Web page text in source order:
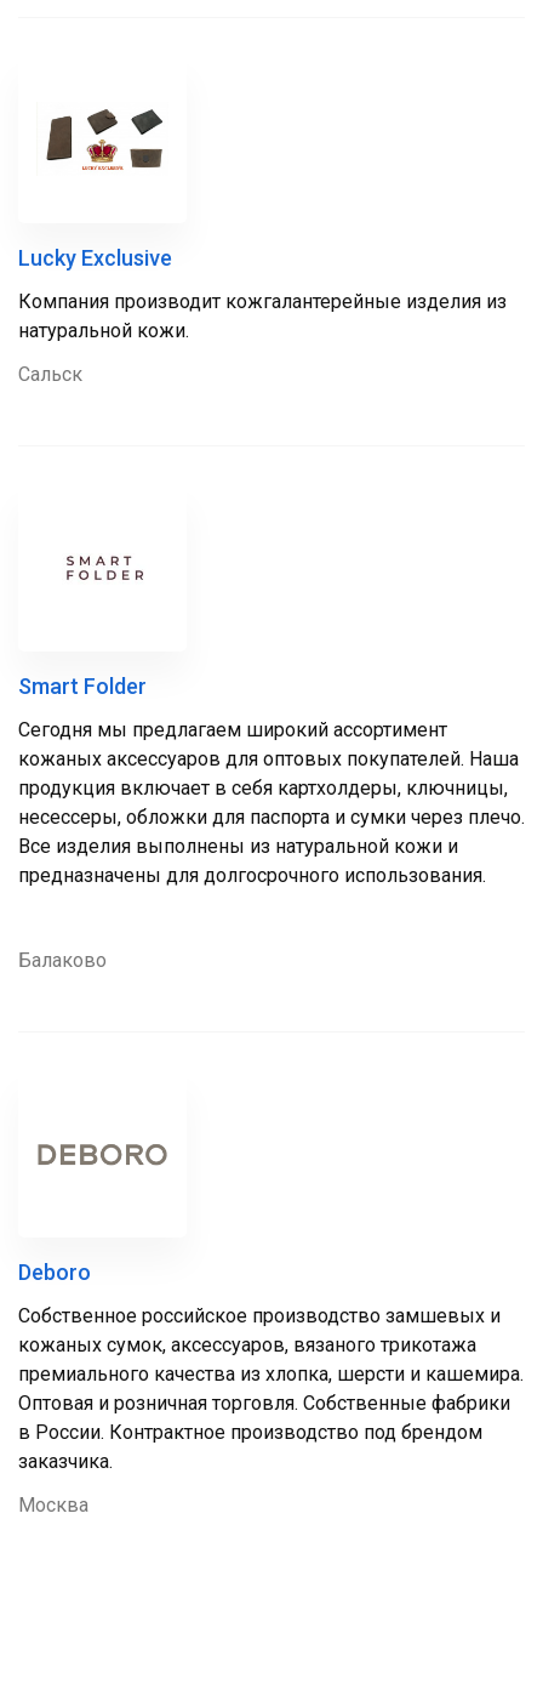
Lucky Exclusive
Компания производит кожгалантерейные изделия из
натуральной кожи.
Сальск
Smart Folder
Сегодня мы предлагаем широкий ассортимент
кожаных аксессуаров для оптовых покупателей. Наша
продукция включает в себя картхолдеры, ключницы,
несессеры, обложки для паспорта и сумки через плечо.
Все изделия выполнены из натуральной кожи и
предназначены для долгосрочного использования.
Балаково
Deboro
Собственное российское производство замшевых и
кожаных сумок, аксессуаров, вязаного трикотажа
премиального качества из хлопка, шерсти и кашемира.
Оптовая и розничная торговля. Собственные фабрики
в России. Контрактное производство под брендом
заказчика.
Москва